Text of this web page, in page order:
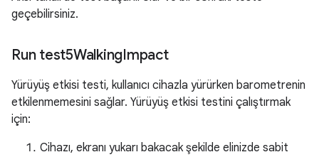
geçebilirsiniz.
Run test5WalkingImpact
Yürüyüş etkisi testi, kullanıcı cihazla yürürken barometrenin
etkilenmemesini sağlar. Yürüyüş etkisi testini çalıştırmak
için:
Cihazı, ekranı yukarı bakacak şekilde elinizde sabit